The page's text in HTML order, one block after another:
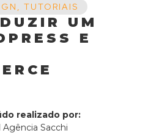
, TUTORIAIS
UM
E
realizado por:
Agência Sacchi